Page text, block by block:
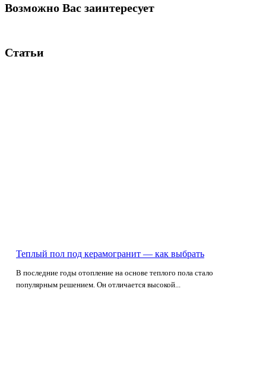
Возможно Вас заинтересует
Статьи
Теплый пол под керамогранит — как выбрать
В последние годы отопление на основе теплого пола стало
популярным решением. Он отличается высокой...